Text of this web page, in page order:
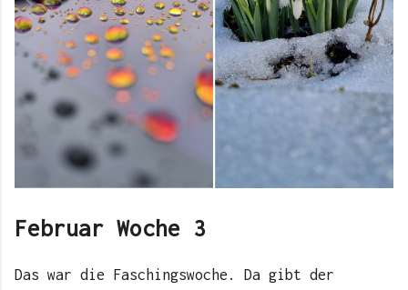
Februar Woche 3
Das war die Faschingswoche. Da gibt der